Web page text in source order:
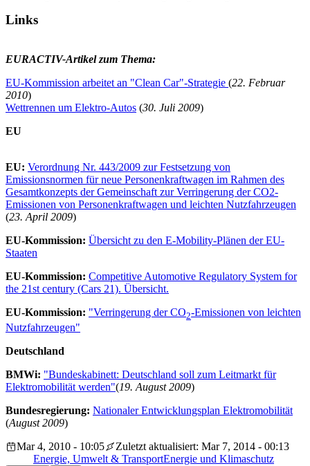
Links
EURACTIV-Artikel zum Thema:
EU-Kommission arbeitet an "Clean Car"-Strategie (22. Februar
2010)
Wettrennen um Elektro-Autos (30. Juli 2009)
EU
EU: Verordnung Nr. 443/2009 zur Festsetzung von
Emissionsnormen für neue Personenkraftwagen im Rahmen des
Gesamtkonzepts der Gemeinschaft zur Verringerung der CO2-
Emissionen von Personenkraftwagen und leichten Nutzfahrzeugen
(23. April 2009)
EU-Kommission: Übersicht zu den E-Mobility-Plänen der EU-
Staaten
EU-Kommission: Competitive Automotive Regulatory System for
the 21st century (Cars 21). Übersicht.
EU-Kommission: "Verringerung der CO2-Emissionen von leichten
Nutzfahrzeugen"
Deutschland
BMWi: "Bundeskabinett: Deutschland soll zum Leitmarkt für
Elektromobilität werden"(19. August 2009)
Bundesregierung: Nationaler Entwicklungsplan Elektromobilität
(August 2009)
Mar 4, 2010 - 10:05
Zuletzt aktualisiert: Mar 7, 2014 - 00:13
Energie, Umwelt & TransportEnergie und Klimaschutz